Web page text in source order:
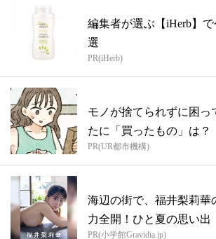
編集者が選ぶ【iHerb】
選
PR(iHerb)
モノが捨てられずに困っ
たに「買ったもの」は？
PR(UR都市機構)
海辺の街で、福井梨莉華
力全開！ひと夏の思い出
PR(小学館Gravidia.jp)